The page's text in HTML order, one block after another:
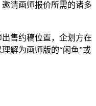
请画师报价所需的诸多
售约稿位置，企划方在
解为画师版的“闲鱼”或